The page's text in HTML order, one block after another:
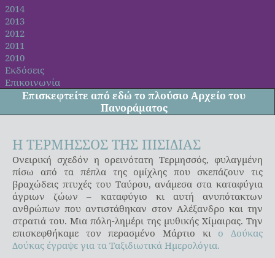
2014
2013
2012
2011
2010
Εκδόσεις
Επικοινωνία
Επισκεφτείτε από εδώ το πλούσιο Αρχείο του
Πανοράματος
Η ΤΕΡΜΗΣΣΟΣ ΤΗΣ ΠΙΣΙΔΙΑΣ
Ονειρική σχεδόν η ορεινότατη Τερμησσός, φυλαγμένη
πίσω από τα πέπλα της ομίχλης που σκεπάζουν τις
βραχώδεις πτυχές του Ταύρου, ανάμεσα στα καταφύγια
άγριων ζώων – καταφύγιο κι αυτή ανυπότακτων
ανθρώπων που αντιστάθηκαν στον Αλέξανδρο και την
στρατιά του. Μια πόλη-λημέρι της μυθικής Χίμαιρας. Την
επισκεφθήκαμε τον περασμένο Μάρτιο κι ο Δούκας
Δούκας έγραψε για τα Ταξιδιωτικά Ημερολόγια.